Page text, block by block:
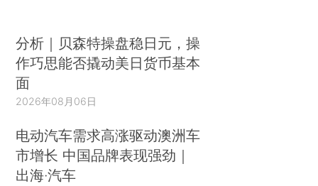
分析｜贝森特操盘稳日元，操
作巧思能否撬动美日货币基本
面
2026年08月06日
电动汽车需求高涨驱动澳洲车
市增长 中国品牌表现强劲｜
出海·汽车